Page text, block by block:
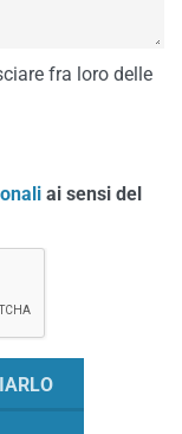
fra loro delle
ai sensi del